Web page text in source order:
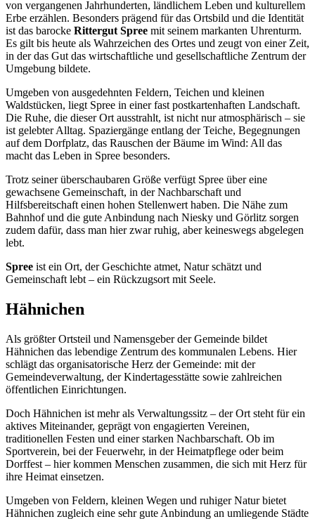
von vergangenen Jahrhunderten, ländlichem Leben und kulturellem
Erbe erzählen. Besonders prägend für das Ortsbild und die Identität
ist das barocke Rittergut Spree mit seinem markanten Uhrenturm.
Es gilt bis heute als Wahrzeichen des Ortes und zeugt von einer Zeit,
in der das Gut das wirtschaftliche und gesellschaftliche Zentrum der
Umgebung bildete.
Umgeben von ausgedehnten Feldern, Teichen und kleinen
Waldstücken, liegt Spree in einer fast postkartenhaften Landschaft.
Die Ruhe, die dieser Ort ausstrahlt, ist nicht nur atmosphärisch – sie
ist gelebter Alltag. Spaziergänge entlang der Teiche, Begegnungen
auf dem Dorfplatz, das Rauschen der Bäume im Wind: All das
macht das Leben in Spree besonders.
Trotz seiner überschaubaren Größe verfügt Spree über eine
gewachsene Gemeinschaft, in der Nachbarschaft und
Hilfsbereitschaft einen hohen Stellenwert haben. Die Nähe zum
Bahnhof und die gute Anbindung nach Niesky und Görlitz sorgen
zudem dafür, dass man hier zwar ruhig, aber keineswegs abgelegen
lebt.
Spree ist ein Ort, der Geschichte atmet, Natur schätzt und
Gemeinschaft lebt – ein Rückzugsort mit Seele.
Hähnichen
Als größter Ortsteil und Namensgeber der Gemeinde bildet
Hähnichen das lebendige Zentrum des kommunalen Lebens. Hier
schlägt das organisatorische Herz der Gemeinde: mit der
Gemeindeverwaltung, der Kindertagesstätte sowie zahlreichen
öffentlichen Einrichtungen.
Doch Hähnichen ist mehr als Verwaltungssitz – der Ort steht für ein
aktives Miteinander, geprägt von engagierten Vereinen,
traditionellen Festen und einer starken Nachbarschaft. Ob im
Sportverein, bei der Feuerwehr, in der Heimatpflege oder beim
Dorffest – hier kommen Menschen zusammen, die sich mit Herz für
ihre Heimat einsetzen.
Umgeben von Feldern, kleinen Wegen und ruhiger Natur bietet
Hähnichen zugleich eine sehr gute Anbindung an umliegende Städte